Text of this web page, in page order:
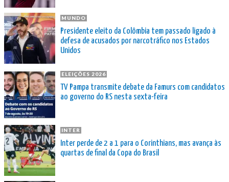
MUNDO
Presidente eleito da Colômbia tem passado ligado à
defesa de acusados por narcotráfico nos Estados
Unidos
ELEIÇÕES 2026
TV Pampa transmite debate da Famurs com candidatos
ao governo do RS nesta sexta-feira
INTER
Inter perde de 2 a 1 para o Corinthians, mas avança às
quartas de final da Copa do Brasil